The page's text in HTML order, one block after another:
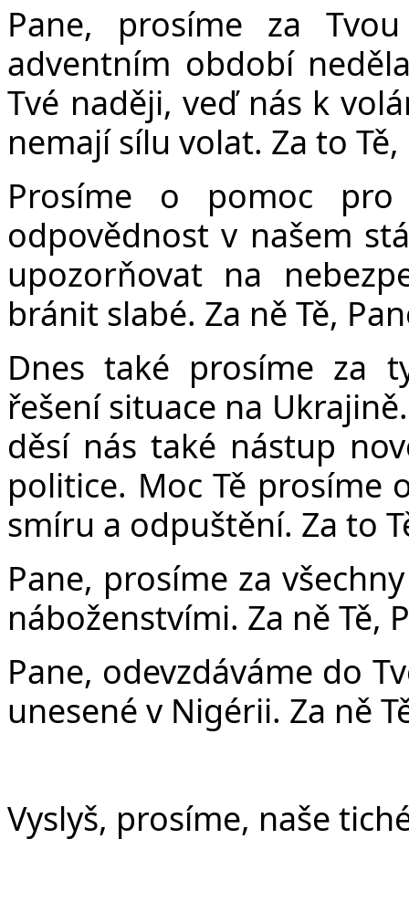
Pane, prosíme za
adventním období
Tvé naději, veď nás k
nemají sílu volat. Za to
Prosíme o pomoc
odpovědnost v našem
upozorňovat na
bránit slabé. Za ně Tě,
Dnes také prosíme za
řešení situace na
děsí nás také nástup
politice. Moc Tě prosíme
smíru a odpuštění. Za to
Pane, prosíme za
náboženstvími. Za ně Tě,
Pane, odevzdáváme do
unesené v Nigérii. Za ně
Vyslyš, prosíme, naše